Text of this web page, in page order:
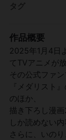
作品概要
2025年1月4日
てTVアニメが
その公式ファ
『メダリスト
のほか、
描き下ろし漫
しか読めない
さらに、いの